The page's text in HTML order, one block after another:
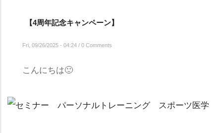
【4周年記念キャンペーン】
Fri, 09/26/2025 - 04:24 / 0 Comments
こんにちは🙂